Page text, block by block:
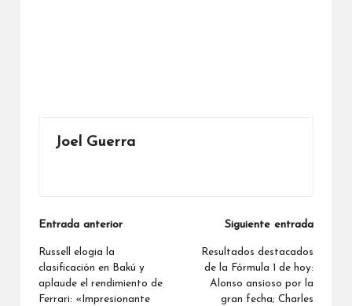
Joel Guerra
Navegación
de
entradas
Entrada anterior
Russell elogia la
clasificación en Bakú y
aplaude el rendimiento de
Ferrari: «Impresionante
Siguiente entrada
Resultados destacados
de la Fórmula 1 de hoy:
Alonso ansioso por la
gran fecha; Charles